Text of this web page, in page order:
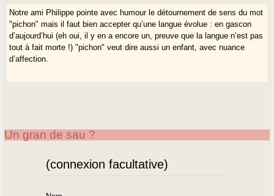
Notre ami Philippe pointe avec humour le détournement de sens du mot
"pichon" mais il faut bien accepter qu’une langue évolue : en gascon
d’aujourd’hui (eh oui, il y en a encore un, preuve que la langue n’est pas
tout à fait morte !) "pichon" veut dire aussi un enfant, avec nuance
d’affection.
Un gran de sau ?
(connexion facultative)